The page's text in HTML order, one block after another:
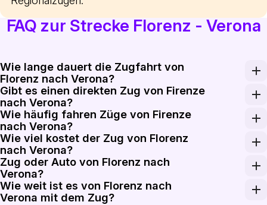
FAQ zur Strecke Florenz - Verona
Wie lange dauert die Zugfahrt von
Florenz nach Verona?
Die Zugfahrt von Florenz nach Verona dauert
Gibt es einen direkten Zug von Firenze
nach Verona?
Ja, es gibt direkte Züge von Firenze nach Verona.
Wie häufig fahren Züge von Firenze
nach Verona?
Züge von Firenze nach Verona verkehren häufig über
Wie viel kostet der Zug von Florenz
nach Verona?
Der Zug von Florenz nach Verona kostet zwischen
Zug oder Auto von Florenz nach
Verona?
Während das Fahren Flexibilität bietet, sorgt der Zug
Wie weit ist es von Florenz nach
Verona mit dem Zug?